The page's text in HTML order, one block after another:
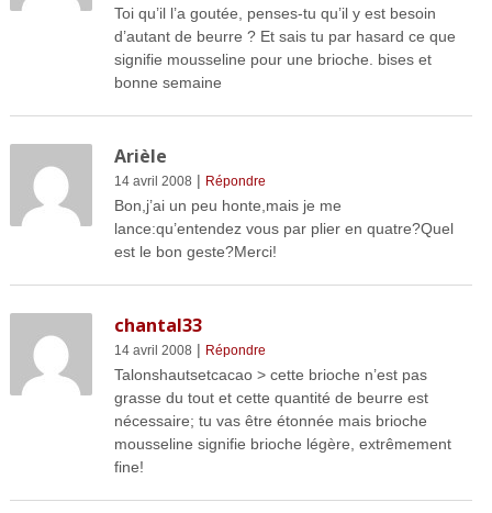
Toi qu’il l’a goutée, penses-tu qu’il y est besoin
d’autant de beurre ? Et sais tu par hasard ce que
signifie mousseline pour une brioche. bises et
bonne semaine
Arièle
14 avril 2008 | Répondre
Bon,j’ai un peu honte,mais je me
lance:qu’entendez vous par plier en quatre?Quel
est le bon geste?Merci!
chantal33
14 avril 2008 | Répondre
Talonshautsetcacao > cette brioche n’est pas
grasse du tout et cette quantité de beurre est
nécessaire; tu vas être étonnée mais brioche
mousseline signifie brioche légère, extrêmement
fine!